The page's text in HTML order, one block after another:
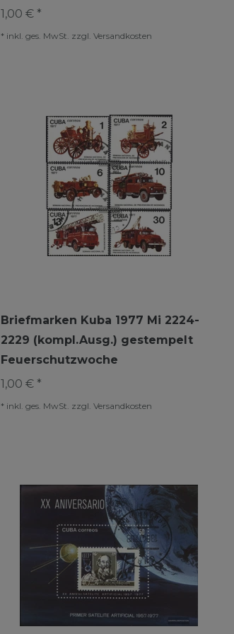
1,00 € *
* inkl. ges. MwSt. zzgl. Versandkosten
Briefmarken Kuba 1977 Mi 2224-
2229 (kompl.Ausg.) gestempelt
Feuerschutzwoche
1,00 € *
* inkl. ges. MwSt. zzgl. Versandkosten